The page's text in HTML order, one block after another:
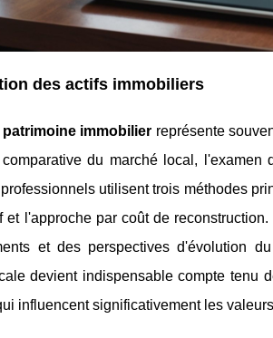
des actifs immobiliers
immobilier représente
du marché local, l'examen
utilisent trois méthodes
et l'approche par coût de
et des perspectives d'évolution
devient indispensable compte tenu
influencent significativement les